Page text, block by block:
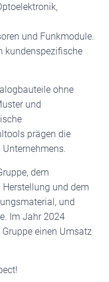
und Funkmodule.
kundenspezifische
ohne
und
prägen die
dem
und dem
und
Im Jahr 2024
einen Umsatz